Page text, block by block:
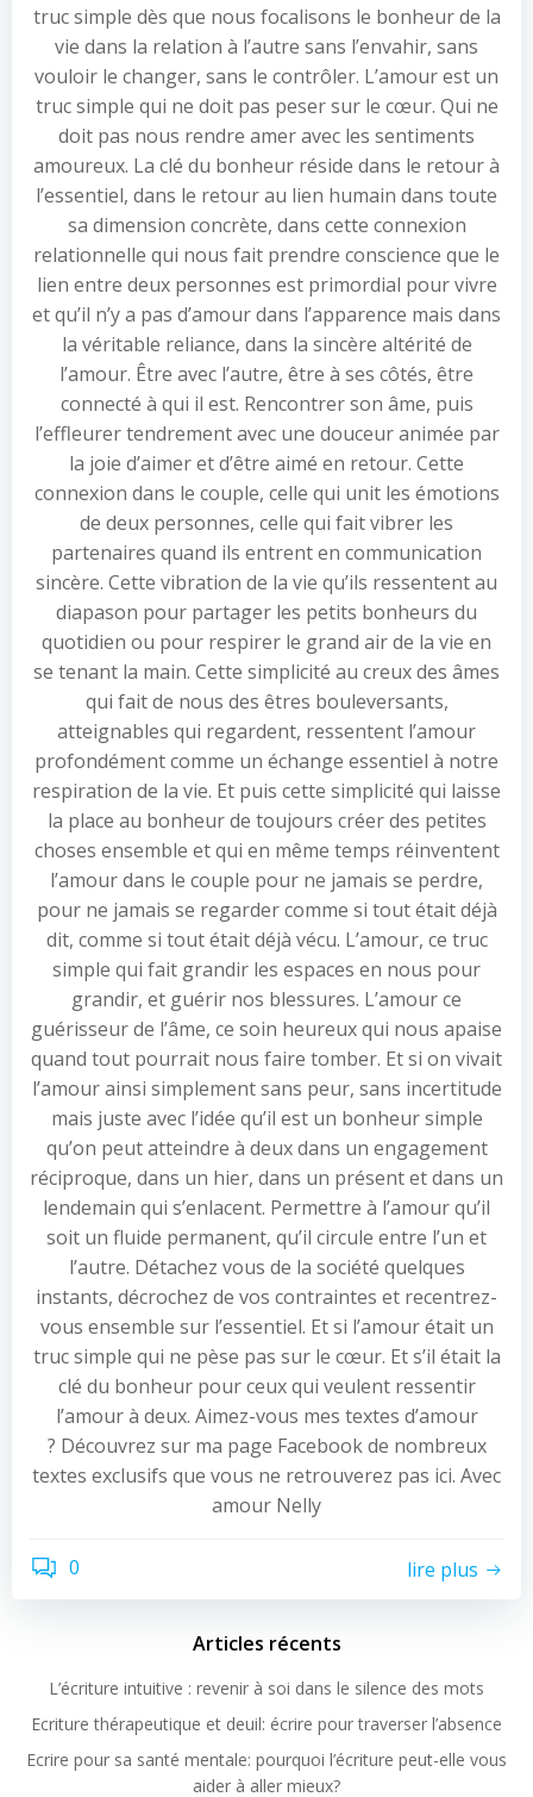
truc simple dès que nous focalisons le bonheur de la
vie dans la relation à l’autre sans l’envahir, sans
vouloir le changer, sans le contrôler. L’amour est un
truc simple qui ne doit pas peser sur le cœur. Qui ne
doit pas nous rendre amer avec les sentiments
amoureux. La clé du bonheur réside dans le retour à
l’essentiel, dans le retour au lien humain dans toute
sa dimension concrète, dans cette connexion
relationnelle qui nous fait prendre conscience que le
lien entre deux personnes est primordial pour vivre
et qu’il n’y a pas d’amour dans l’apparence mais dans
la véritable reliance, dans la sincère altérité de
l’amour. Être avec l’autre, être à ses côtés, être
connecté à qui il est. Rencontrer son âme, puis
l’effleurer tendrement avec une douceur animée par
la joie d’aimer et d’être aimé en retour. Cette
connexion dans le couple, celle qui unit les émotions
de deux personnes, celle qui fait vibrer les
partenaires quand ils entrent en communication
sincère. Cette vibration de la vie qu’ils ressentent au
diapason pour partager les petits bonheurs du
quotidien ou pour respirer le grand air de la vie en
se tenant la main. Cette simplicité au creux des âmes
qui fait de nous des êtres bouleversants,
atteignables qui regardent, ressentent l’amour
profondément comme un échange essentiel à notre
respiration de la vie. Et puis cette simplicité qui laisse
la place au bonheur de toujours créer des petites
choses ensemble et qui en même temps réinventent
l’amour dans le couple pour ne jamais se perdre,
pour ne jamais se regarder comme si tout était déjà
dit, comme si tout était déjà vécu. L’amour, ce truc
simple qui fait grandir les espaces en nous pour
grandir, et guérir nos blessures. L’amour ce
guérisseur de l’âme, ce soin heureux qui nous apaise
quand tout pourrait nous faire tomber. Et si on vivait
l’amour ainsi simplement sans peur, sans incertitude
mais juste avec l’idée qu’il est un bonheur simple
qu’on peut atteindre à deux dans un engagement
réciproque, dans un hier, dans un présent et dans un
lendemain qui s’enlacent. Permettre à l’amour qu’il
soit un fluide permanent, qu’il circule entre l’un et
l’autre. Détachez vous de la société quelques
instants, décrochez de vos contraintes et recentrez-
vous ensemble sur l’essentiel. Et si l’amour était un
truc simple qui ne pèse pas sur le cœur. Et s’il était la
clé du bonheur pour ceux qui veulent ressentir
l’amour à deux. Aimez-vous mes textes d’amour
? Découvrez sur ma page Facebook de nombreux
textes exclusifs que vous ne retrouverez pas ici. Avec
amour Nelly
0 lire plus
Articles récents
L’écriture intuitive : revenir à soi dans le silence des mots
Ecriture thérapeutique et deuil: écrire pour traverser l’absence
Ecrire pour sa santé mentale: pourquoi l’écriture peut-elle vous
aider à aller mieux?